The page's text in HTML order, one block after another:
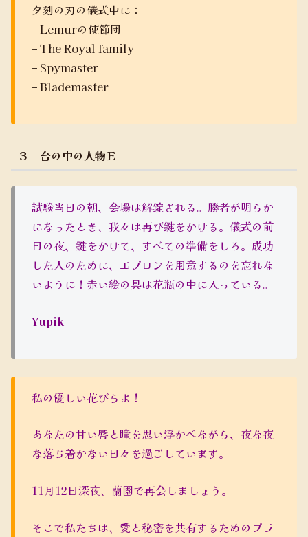
夕刻の刃の儀式中に：
– Lemurの使節団
– The Royal family
– Spymaster
– Blademaster
３ 台の中の人物Ｅ
試験当日の朝、会場は解錠される。勝者が明らか
になったとき、我々は再び鍵をかける。儀式の前
日の夜、鍵をかけて、すべての準備をしろ。成功
した人のために、エプロンを用意するのを忘れな
いように！赤い絵の具は花瓶の中に入っている。
Yupik
私の優しい花びらよ！
あなたの甘い唇と瞳を思い浮かべながら、夜な夜
な落ち着かない日々を過ごしています。
11月12日深夜、蘭園で再会しましょう。
そこで私たちは、愛と秘密を共有するためのプラ